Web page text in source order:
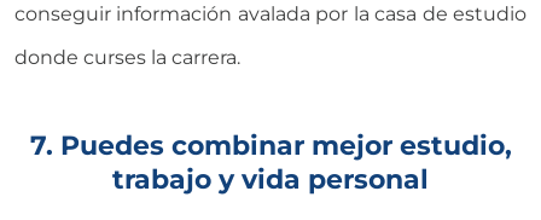
conseguir información avalada por la casa de estudio
donde curses la carrera.
7. Puedes combinar mejor estudio,
trabajo y vida personal